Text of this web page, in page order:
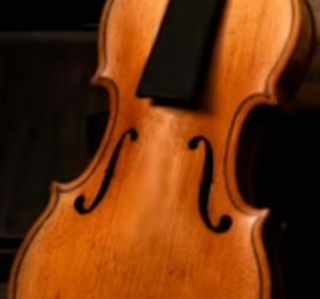
Ustawienia
Szanujemy Twoją prywatność. Możesz zmienić ustawienia
je wszystkie. W dowolnym momencie możesz dokonać
Niezbędne
Niezbędne pliki cookies służą do prawidłowego
i umożliwiają Ci komfortowe korzystanie z oferowanych przez
Pliki cookies odpowiadają na podejmowane przez Ciebie